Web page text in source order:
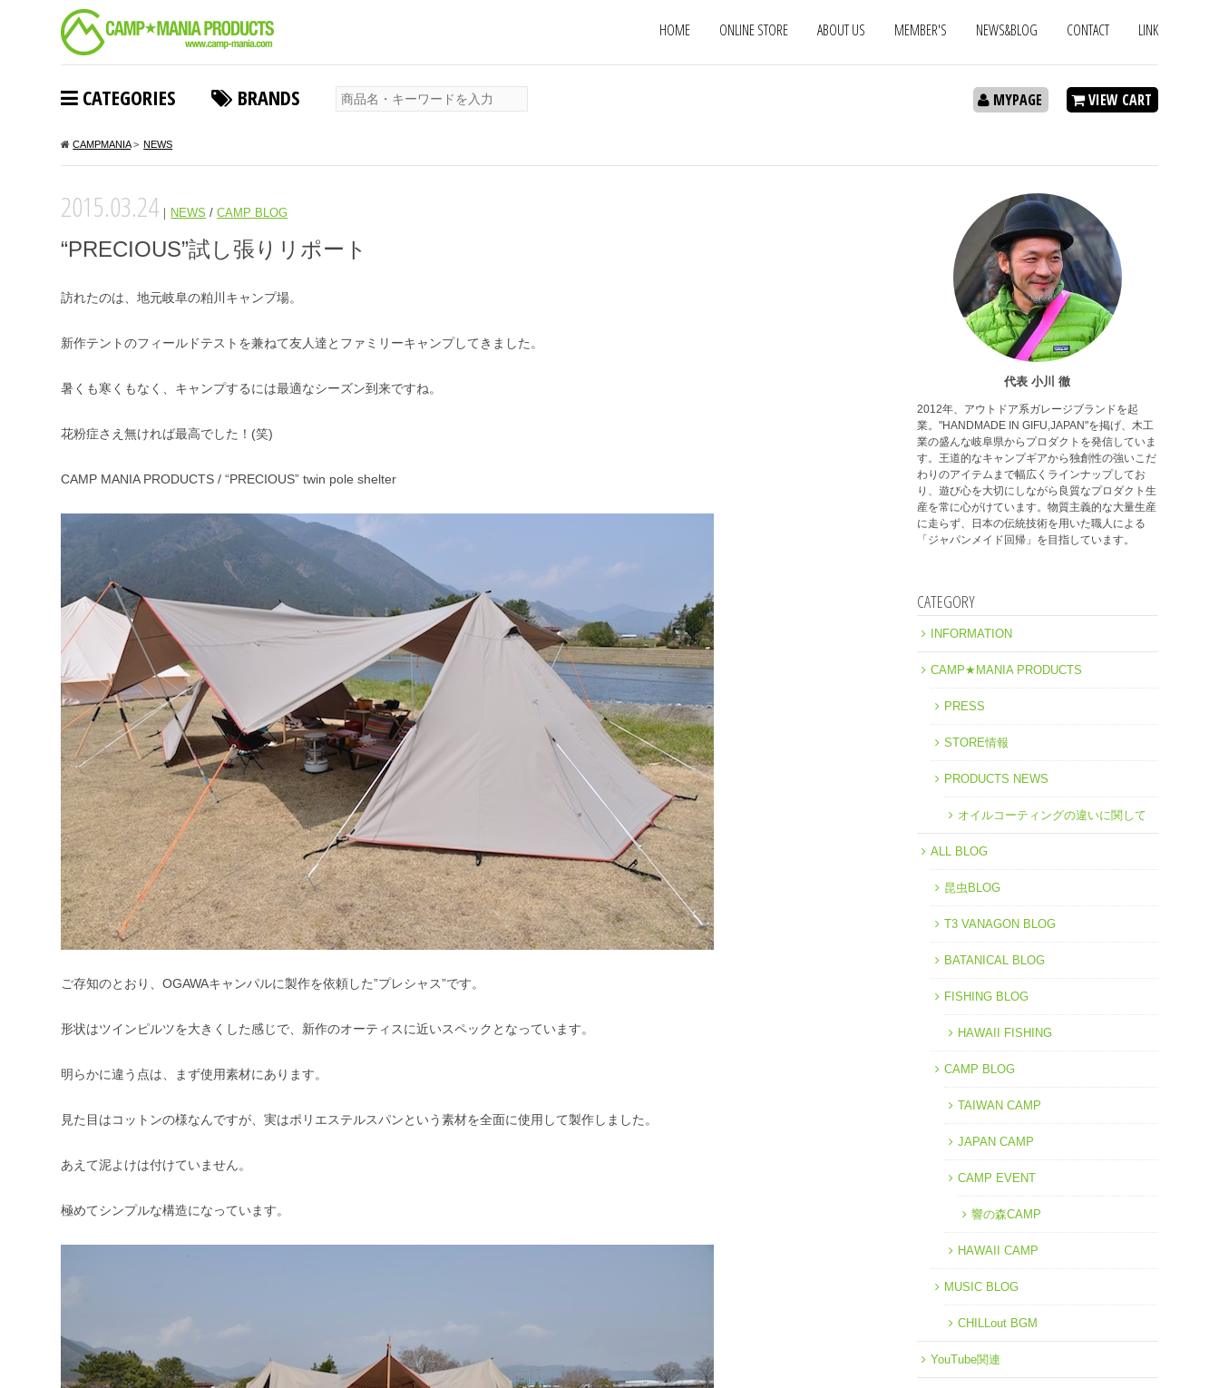
HOME ONLINE STORE ABOUT US MEMBER'S NEWS&BLOG CONTACT LINK
CATEGORIES BRANDS VIEW CART
MYPAGE
CAMPMANIA> NEWS
2015.03.24 ｜ NEWS /CAMP BLOG
“PRECIOUS”試し張りリポート
訪れたのは、地元岐阜の粕川キャンプ場。
新作テントのフィールドテストを兼ねて友人達とファミリーキャンプしてきました。
暑くも寒くもなく、キャンプするには最適なシーズン到来ですね。
花粉症さえ無ければ最高でした！(笑)
CAMP MANIA PRODUCTS / “PRECIOUS” twin pole shelter
ご存知のとおり、OGAWAキャンパルに製作を依頼した”プレシャス”です。
形状はツインピルツを大きくした感じで、新作のオーティスに近いスペックとなっています。
明らかに違う点は、まず使用素材にあります。
見た目はコットンの様なんですが、実はポリエステルスパンという素材を全面に使用して製作しました。
あえて泥よけは付けていません。
極めてシンプルな構造になっています。
代表 小川 徹
2012年、アウトドア系ガレージブランドを起
業。"HANDMADE IN GIFU,JAPAN"を掲げ、木工
業の盛んな岐阜県からプロダクトを発信していま
す。王道的なキャンプギアから独創性の強いこだ
わりのアイテムまで幅広くラインナップしてお
り、遊び心を大切にしながら良質なプロダクト生
産を常に心がけています。物質主義的な大量生産
に走らず、日本の伝統技術を用いた職人による
「ジャパンメイド回帰」を目指しています。
CATEGORY
INFORMATION
CAMP★MANIA PRODUCTS
PRESS
STORE情報
PRODUCTS NEWS
オイルコーティングの違いに関して
ALL BLOG
昆虫BLOG
T3 VANAGON BLOG
BATANICAL BLOG
FISHING BLOG
HAWAII FISHING
CAMP BLOG
TAIWAN CAMP
JAPAN CAMP
CAMP EVENT
響の森CAMP
HAWAII CAMP
MUSIC BLOG
CHILLout BGM
YouTube関連